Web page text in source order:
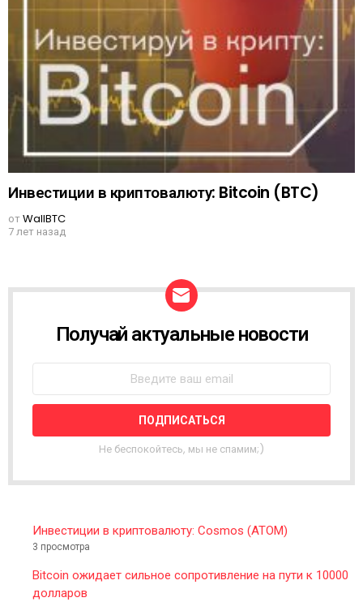
Инвестиции в криптовалюту: Bitcoin (BTC)
отWallBTC
7 лет назад
W
L
E
T
R
Получай актуальные новости
Не беспокойтесь, мы не спамим;)
Инвестиции в криптовалюту: Cosmos (ATOM)
3 просмотра
Bitcoin ожидает сильное сопротивление на пути к 10000
долларов